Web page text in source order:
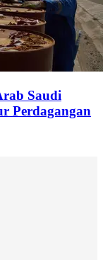
Saudi
Perdagangan